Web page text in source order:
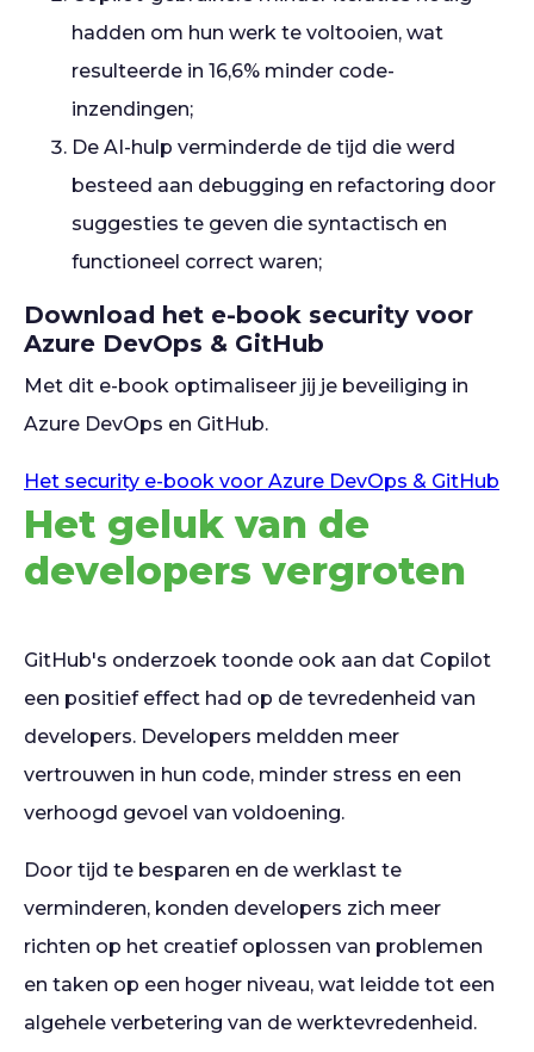
hadden om hun werk te voltooien, wat
resulteerde in 16,6% minder code-
inzendingen;
De AI-hulp verminderde de tijd die werd
besteed aan debugging en refactoring door
suggesties te geven die syntactisch en
functioneel correct waren;
Download het e-book security voor
Azure DevOps & GitHub
Met dit e-book optimaliseer jij je beveiliging in
Azure DevOps en GitHub.
Het security e-book voor Azure DevOps & GitHub
Het geluk van de
developers vergroten
GitHub's onderzoek toonde ook aan dat Copilot
een positief effect had op de tevredenheid van
developers. Developers meldden meer
vertrouwen in hun code, minder stress en een
verhoogd gevoel van voldoening.
Door tijd te besparen en de werklast te
verminderen, konden developers zich meer
richten op het creatief oplossen van problemen
en taken op een hoger niveau, wat leidde tot een
algehele verbetering van de werktevredenheid.